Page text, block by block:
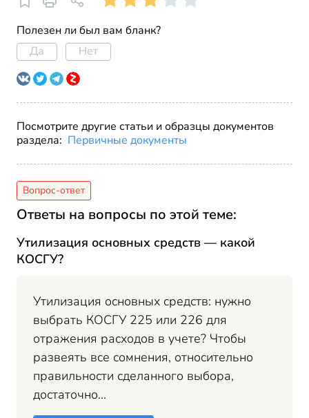
Полезен ли был вам бланк?
Да
Нет
Посмотрите другие статьи и образцы документов
раздела: Первичные документы
Ответы на вопросы по этой теме:
Утилизация основных средств — какой
КОСГУ?
Утилизация основных средств: нужно
выбрать КОСГУ 225 или 226 для
отражения расходов в учете? Чтобы
развеять все сомнения, относительно
правильности сделанного выбора,
достаточно...